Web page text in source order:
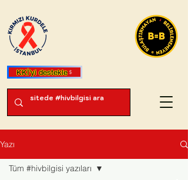
KKİ'yi destekle
Yazı
Tüm #hivbilgisi yazıları